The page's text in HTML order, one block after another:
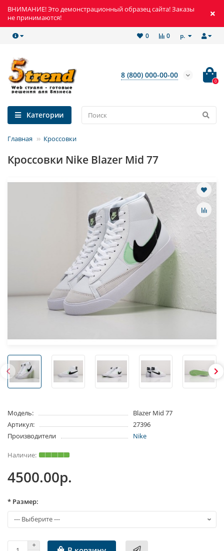
ВНИМАНИЕ! Это демонстрационный образец сайта! Заказы
не принимаются!
р.
0
0
8 (800) 000-00-00
0
Категории
Главная Кроссовки
Кроссовки Nike Blazer Mid 77
Модель:
Blazer Mid 77
Артикул:
27396
Производители
Nike
4500.00р.
* Размер: